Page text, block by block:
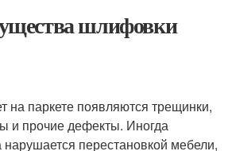
шлифовки
на паркете появляются трещинки,
и прочие дефекты. Иногда
нарушается перестановкой мебели,